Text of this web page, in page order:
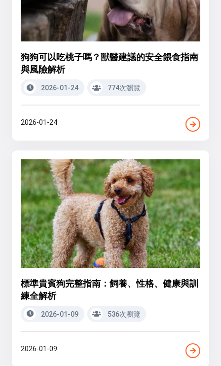
狗狗可以吃桃子嗎？獸醫建議的安全餵食指南
與風險解析
2026-01-24 774次瀏覽
2026-01-24
標準貴賓狗完整指南：飼養、性格、健康與訓
練全解析
2026-01-09 536次瀏覽
2026-01-09